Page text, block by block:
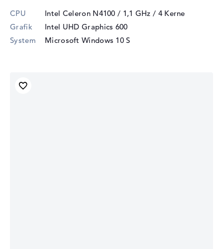
CPU Intel Celeron N4100 / 1,1 GHz / 4 Kerne
Grafik
Intel UHD Graphics 600
System
Microsoft Windows 10 S